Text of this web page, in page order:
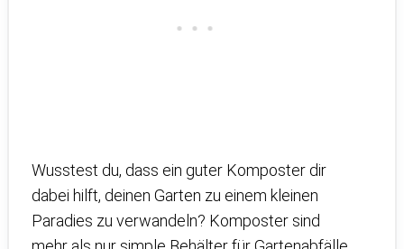
Wusstest du, dass ein guter Komposter dir
dabei hilft, deinen Garten zu einem kleinen
Paradies zu verwandeln? Komposter sind